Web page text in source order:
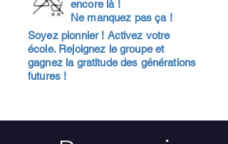
encore là !
Ne manquez pas ça !
Soyez pionnier ! Activez votre
école. Rejoignez le groupe et
gagnez la gratitude des générations
futures !